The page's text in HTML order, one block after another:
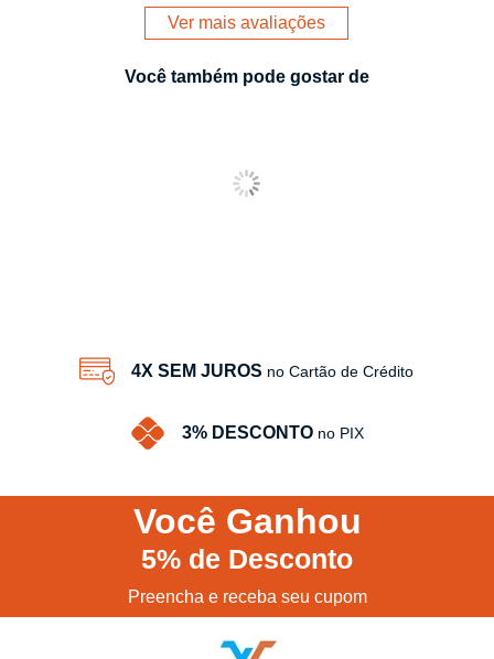
Ver mais avaliações
Você também pode gostar de
4X SEM JUROS no Cartão de Crédito
3% DESCONTO no PIX
Você Ganhou
5% de Desconto
Preencha e receba seu cupom